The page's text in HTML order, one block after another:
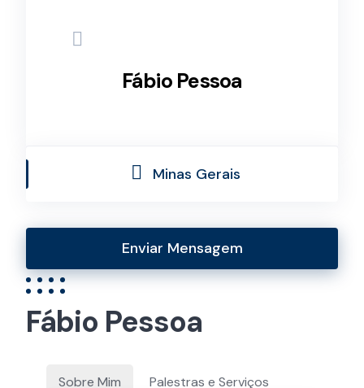
Fábio Pessoa
Minas Gerais
Enviar Mensagem
Fábio Pessoa
Sobre Mim Palestras e Serviços